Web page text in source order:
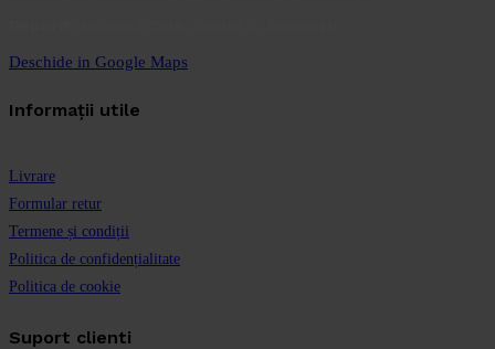
Deschide in Google Maps
Informații utile
Livrare
Formular retur
Termene și condiții
Politica de confidențialitate
Politica de cookie
Suport clienti